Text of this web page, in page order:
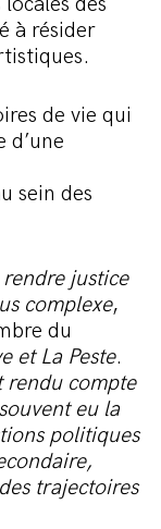
à résider
de vie qui
d’une
sein des
justice
complexe,
du
et La Peste.
rendu compte
eu la
politiques
trajectoires